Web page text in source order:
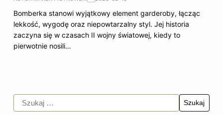
Bomberka stanowi wyjątkowy element garderoby, łącząc
lekkość, wygodę oraz niepowtarzalny styl. Jej historia
zaczyna się w czasach II wojny światowej, kiedy to
pierwotnie nosili…